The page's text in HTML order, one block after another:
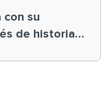
con su
de historias